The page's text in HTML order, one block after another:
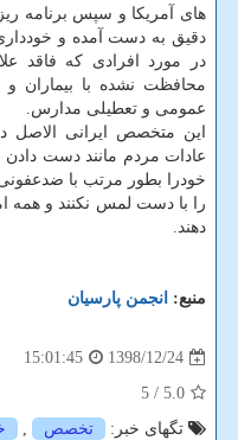
های آمریكا و سپس برنامه
دقیق به دست آمده و
در مورد افرادی كه فاقد
محافظت نشده با بیماران
عمومی و تعطیلی مدارس.
این متخصص ایرانی الاصل
عادات مردم مانند دست
خودرا بطور مرتب با
را با دست لمس نكنند و همه
دهند.
منبع: انجمن پارسیان
1398/12/24
15:01:45
5.0
/ 5
تگهای خبر:
تخصص ,